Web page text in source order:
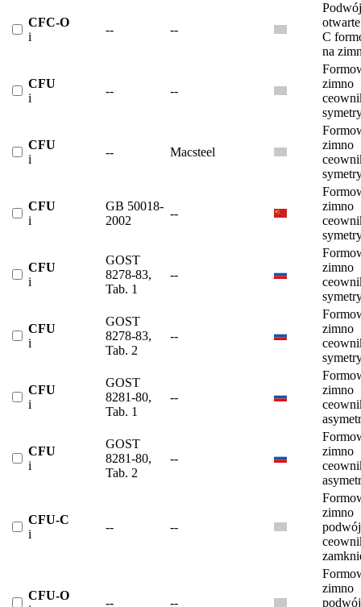
CFC-O
i
-- --
C
na
CFU
i
-- --
zimno
CFU
i
-- Macsteel
zimno
CFU
i
GB 50018-
2002
--
zimno
CFU
i
GOST
8278-83,
Tab. 1
--
zimno
CFU
i
GOST
8278-83,
Tab. 2
--
zimno
CFU
i
GOST
8281-80,
Tab. 1
--
zimno
CFU
i
GOST
8281-80,
Tab. 2
--
zimno
CFU-C
i
-- --
zimno
CFU-O
-- --
zimno